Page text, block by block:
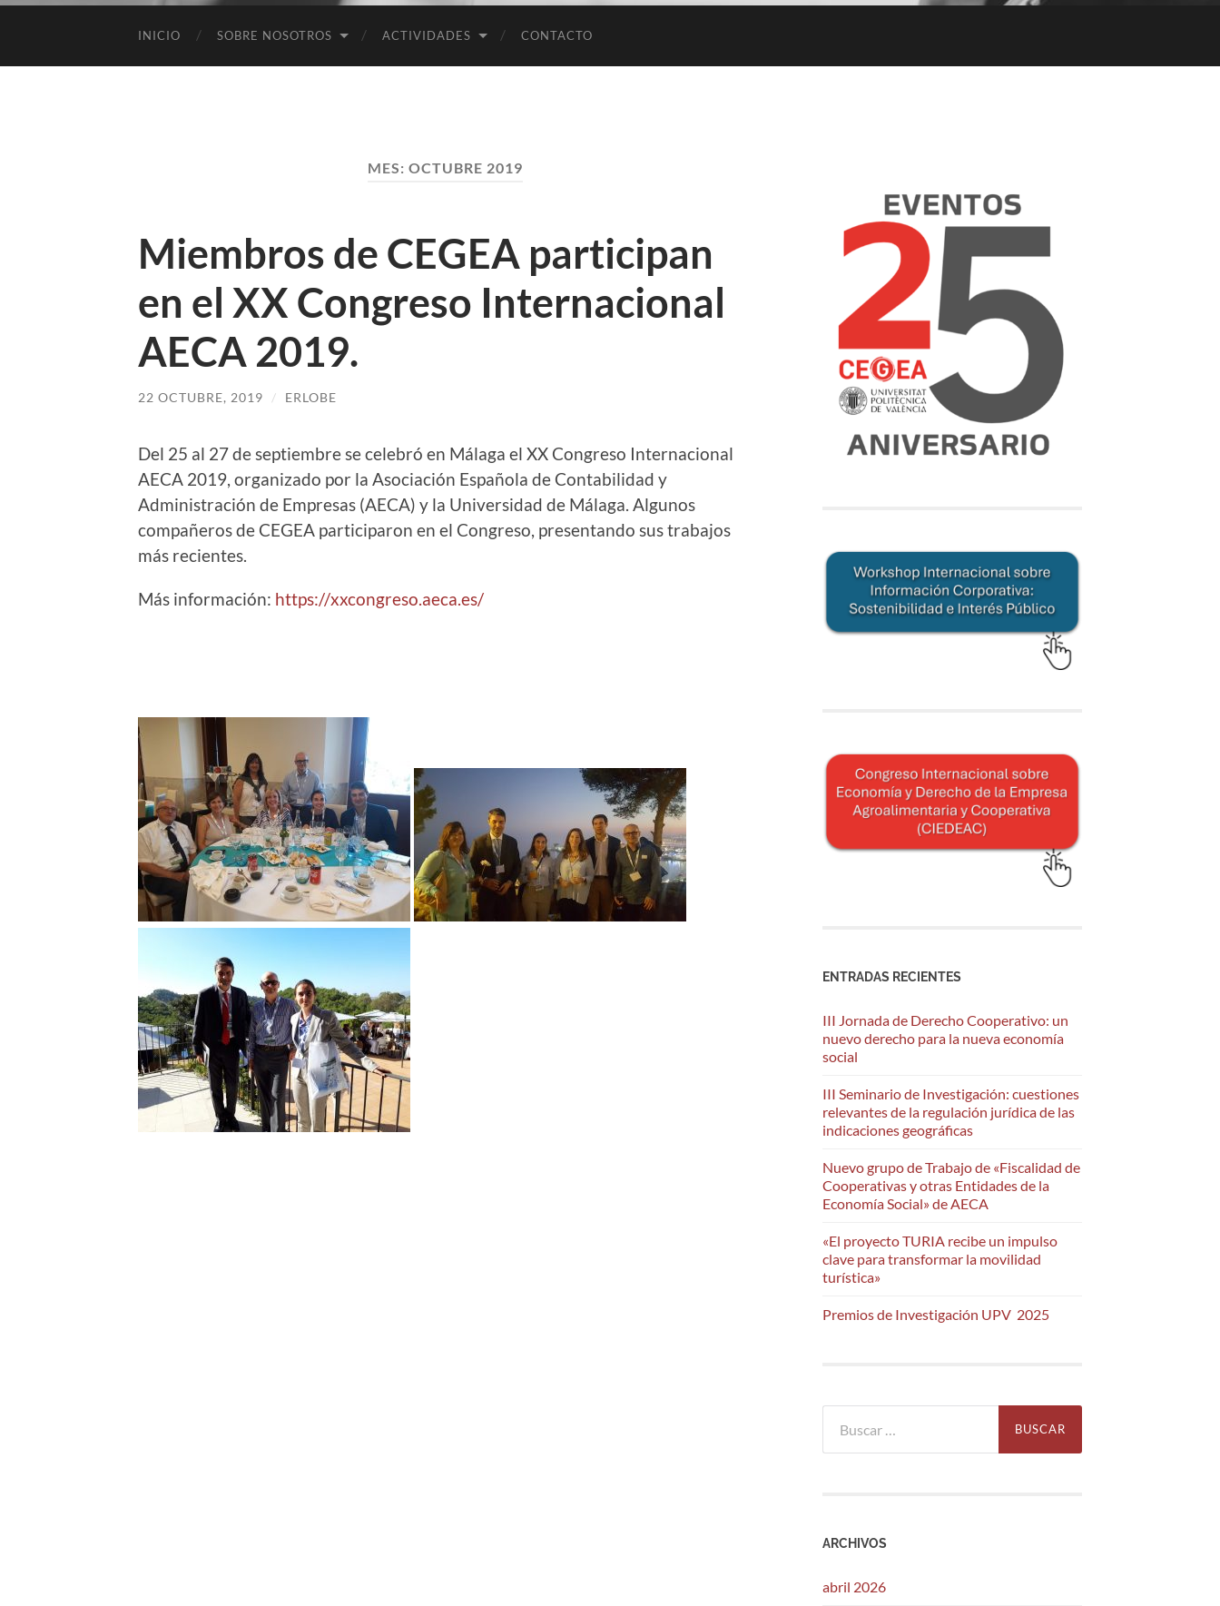
INICIO SOBRE NOSOTROS ACTIVIDADES CONTACTO
MES: OCTUBRE 2019
Miembros de CEGEA participan
en el XX Congreso Internacional
AECA 2019.
22 OCTUBRE, 2019 / ERLOBE
Del 25 al 27 de septiembre se celebró en Málaga el XX Congreso Internacional
AECA 2019, organizado por la Asociación Española de Contabilidad y
Administración de Empresas (AECA) y la Universidad de Málaga. Algunos
compañeros de CEGEA participaron en el Congreso, presentando sus trabajos
más recientes.
Más información: https://xxcongreso.aeca.es/
ENTRADAS RECIENTES
III Jornada de Derecho Cooperativo: un
nuevo derecho para la nueva economía
social
III Seminario de Investigación: cuestiones
relevantes de la regulación jurídica de las
indicaciones geográficas
Nuevo grupo de Trabajo de «Fiscalidad de
Cooperativas y otras Entidades de la
Economía Social» de AECA
«El proyecto TURIA recibe un impulso
clave para transformar la movilidad
turística»
Premios de Investigación UPV 2025
ARCHIVOS
abril 2026